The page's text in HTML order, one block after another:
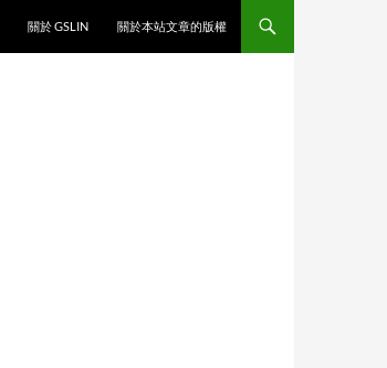
關於 GSLIN 關於本站文章的版權